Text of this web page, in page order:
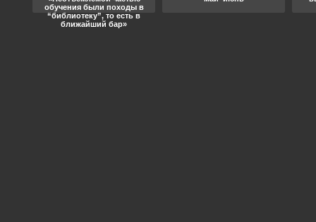
обучения были походы в
“библиотеку”, то есть в
ближайший бар»